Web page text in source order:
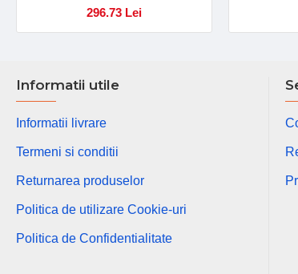
296.73 Lei
Informatii utile
Informatii livrare
Termeni si conditii
Returnarea produselor
Politica de utilizare Cookie-uri
Politica de Confidentialitate